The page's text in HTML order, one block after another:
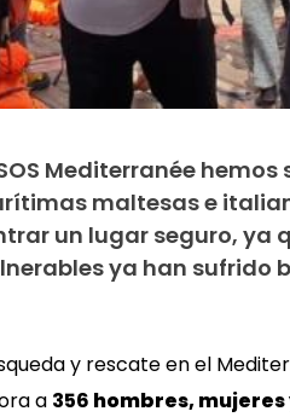
Mediterranée
maltesas e
un lugar seguro, ya
ya han sufrido
y rescate en el
a 356 hombres,